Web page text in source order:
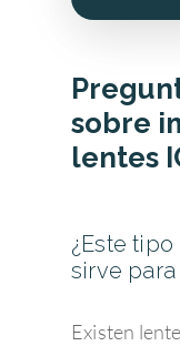
sobre
lentes
¿Este
sirve
Existen